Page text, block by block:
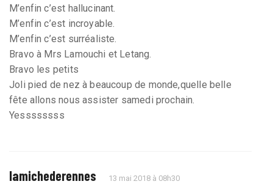
M’enfin c’est hallucinant.
M’enfin c’est incroyable.
M’enfin c’est surréaliste.
Bravo à Mrs Lamouchi et Letang.
Bravo les petits
Joli pied de nez à beaucoup de monde,quelle belle
fête allons nous assister samedi prochain.
Yessssssss
lamichederennes 13 mai 2018 à 08h30